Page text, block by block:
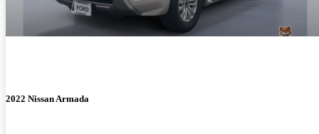
2022 Nissan Armada